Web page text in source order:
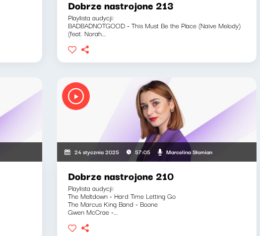
Dobrze nastrojone 213
Playlista audycji:
BADBADNOTGOOD - This Must Be the Place (Naive Melody)
(feat. Norah...
24 stycznia 2025 57:05 Marcelina Słomian
Dobrze nastrojone 210
Playlista audycji:
The Meltdown - Hard Time Letting Go
The Marcus King Band - Boone
Gwen McCrae -...